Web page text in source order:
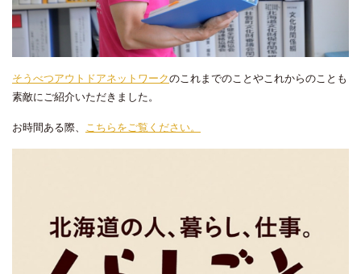
そうべつアウトドアネットワークのこれまでのことやこれからのことも
素敵にご紹介いただきました。
お時間ある際、 こちらをご覧ください。